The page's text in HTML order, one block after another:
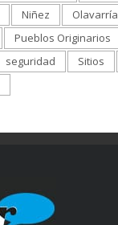
Niñez Olavarría
Pueblos Originarios
seguridad Sitios